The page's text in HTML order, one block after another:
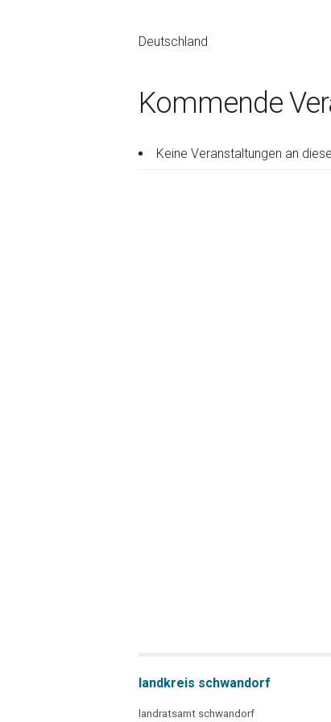
Deutschland
Kommende
Keine Veranstaltungen an
landkreis schwandorf
landratsamt schwandorf